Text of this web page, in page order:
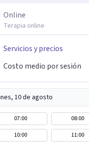
Online
Terapia online
Servicios y precios
Costo medio por sesión
10 de agosto
07:00 08:00
10:00
11:00